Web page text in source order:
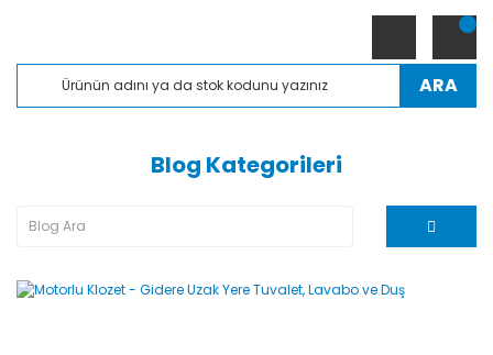
ARA
Blog Kategorileri